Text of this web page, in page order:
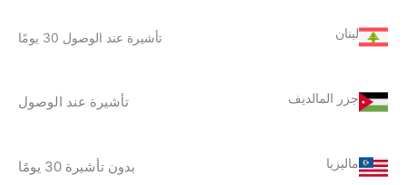
لبنان تأشيرة عند الوصول 30 يومًا
جزر المالديف تأشيرة عند الوصول
ماليزيا بدون تأشيرة 30 يومًا